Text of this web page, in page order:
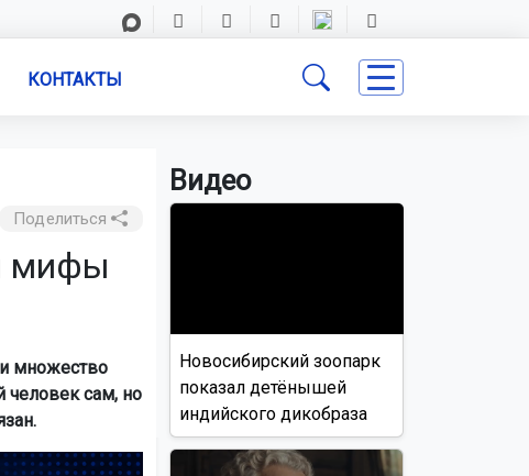
КОНТАКТЫ
Поделиться
мифы
множество
человек сам, но
Видео
Новосибирский зоопарк
показал детёнышей
индийского дикобраза